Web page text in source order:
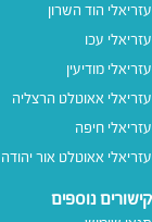
עזריאלי הוד השרון
עזריאלי עכו
עזריאלי מודיעין
עזריאלי אאוטלט הרצליה
עזריאלי חיפה
עזריאלי אאוטלט אור יהודה
קישורים נוספים